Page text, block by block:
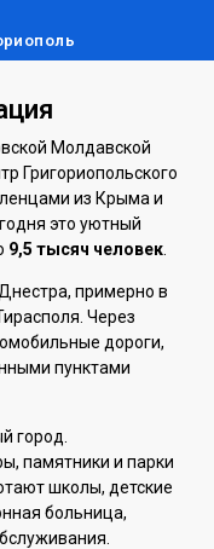
Молдавской
Григориопольского
из Крыма и
это уютный
9,5 тысяч человек
примерно в
Через
дороги,
пунктами
город.
памятники и парки
школы, детские
больница,